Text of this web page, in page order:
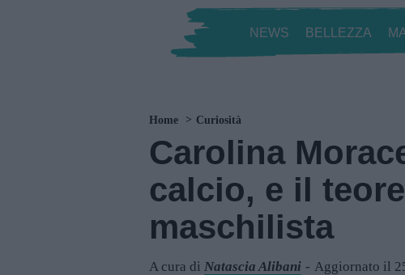
NEWS BELLEZZA
Home Curiosità
Carolina
calcio, e il
maschilista
A cura di Natascia Alibani Aggiornato il